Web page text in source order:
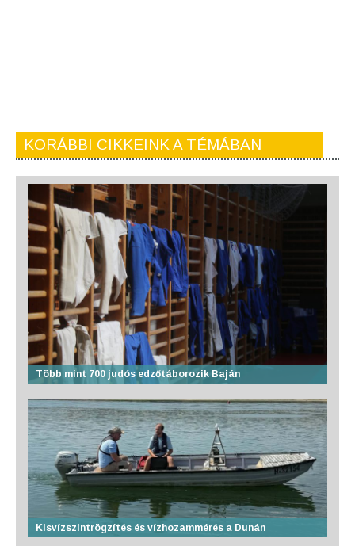
KORÁBBI CIKKEINK A TÉMÁBAN
Több mint 700 judós edzőtáborozik Baján
Kisvízszintrögzítés és vízhozammérés a Dunán